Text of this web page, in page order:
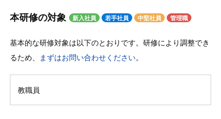
本研修の対象 新入社員 若手社員 中堅社員 管理職
基本的な研修対象は以下のとおりです。研修により調整でき
るため、
まずはお問い合わせください。
教職員